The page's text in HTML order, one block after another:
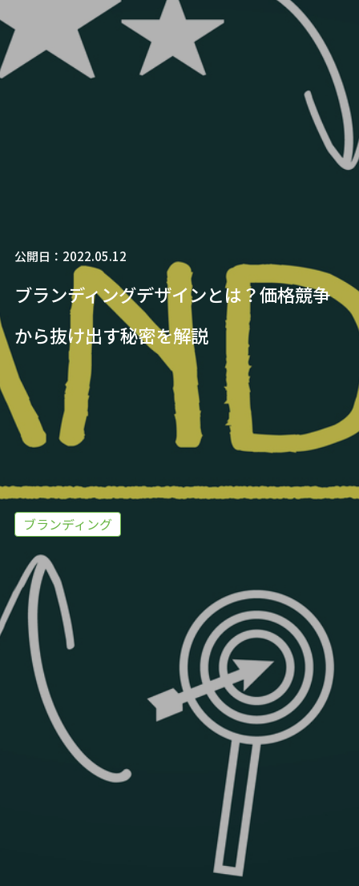
公開日：2022.05.12
ブランディングデザインとは？価格競争
から抜け出す秘密を解説
ブランディング